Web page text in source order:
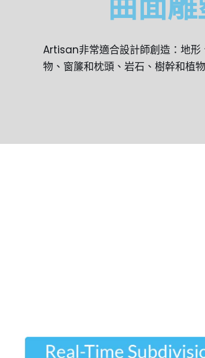
Artisan非常適合設計師創造：地形
物、窗簾和枕頭、岩石、樹幹和植